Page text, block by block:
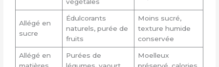
végétales
Allégé en
sucre
Édulcorants
naturels, purée de
fruits
Moins sucré,
texture humide
conservée
Allégé en
Purées de
Moelleux